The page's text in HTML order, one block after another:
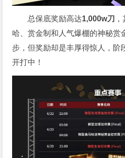
总保底奖励高达1,000w刀 ，
哈、赏金制和人气爆棚的神秘赏
步，但奖励却是丰厚得惊人，阶
开打中！